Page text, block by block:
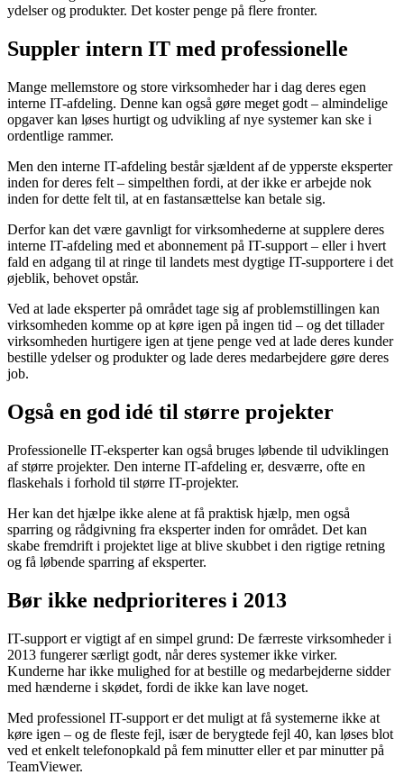
ydelser og produkter. Det koster penge på flere fronter.
Suppler intern IT med professionelle
Mange mellemstore og store virksomheder har i dag deres egen
interne IT-afdeling. Denne kan også gøre meget godt – almindelige
opgaver kan løses hurtigt og udvikling af nye systemer kan ske i
ordentlige rammer.
Men den interne IT-afdeling består sjældent af de ypperste eksperter
inden for deres felt – simpelthen fordi, at der ikke er arbejde nok
inden for dette felt til, at en fastansættelse kan betale sig.
Derfor kan det være gavnligt for virksomhederne at supplere deres
interne IT-afdeling med et abonnement på IT-support – eller i hvert
fald en adgang til at ringe til landets mest dygtige IT-supportere i det
øjeblik, behovet opstår.
Ved at lade eksperter på området tage sig af problemstillingen kan
virksomheden komme op at køre igen på ingen tid – og det tillader
virksomheden hurtigere igen at tjene penge ved at lade deres kunder
bestille ydelser og produkter og lade deres medarbejdere gøre deres
job.
Også en god idé til større projekter
Professionelle IT-eksperter kan også bruges løbende til udviklingen
af større projekter. Den interne IT-afdeling er, desværre, ofte en
flaskehals i forhold til større IT-projekter.
Her kan det hjælpe ikke alene at få praktisk hjælp, men også
sparring og rådgivning fra eksperter inden for området. Det kan
skabe fremdrift i projektet lige at blive skubbet i den rigtige retning
og få løbende sparring af eksperter.
Bør ikke nedprioriteres i 2013
IT-support er vigtigt af en simpel grund: De færreste virksomheder i
2013 fungerer særligt godt, når deres systemer ikke virker.
Kunderne har ikke mulighed for at bestille og medarbejderne sidder
med hænderne i skødet, fordi de ikke kan lave noget.
Med professionel IT-support er det muligt at få systemerne ikke at
køre igen – og de fleste fejl, især de berygtede fejl 40, kan løses blot
ved et enkelt telefonopkald på fem minutter eller et par minutter på
TeamViewer.